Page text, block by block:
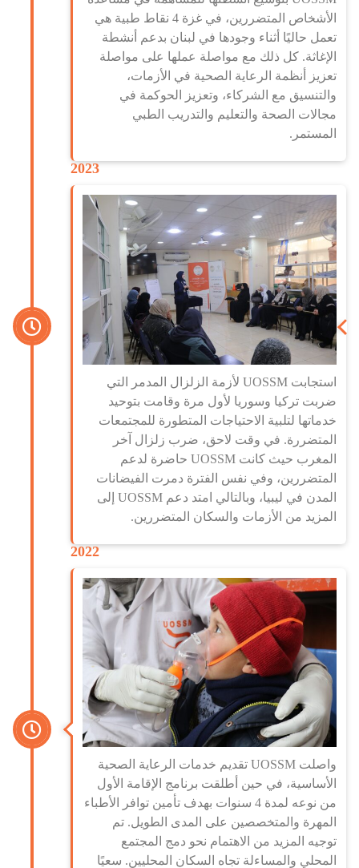
الأشخاص المتضررين، في غزة 4 نقاط طبية هي
تعمل حاليًا أثناء وجودها في لبنان بدعم أنشطة
الإغاثة. كل ذلك مع مواصلة عملها على مواصلة
تعزيز أنظمة الرعاية الصحية في الأزمات،
والتنسيق مع الشركاء، وتعزيز الحوكمة في
مجالات الصحة والتعليم والتدريب الطبي
المستمر.
2023
استجابت UOSSM لأزمة الزلزال المدمر التي
ضربت تركيا وسوريا لأول مرة وقامت بتوحيد
خدماتها لتلبية الاحتياجات المتطورة للمجتمعات
المتضررة. في وقت لاحق، ضرب زلزال آخر
المغرب حيث كانت UOSSM حاضرة لدعم
المتضررين، وفي نفس الفترة دمرت الفيضانات
المدن في ليبيا، وبالتالي امتد دعم UOSSM إلى
المزيد من الأزمات والسكان المتضررين.
2022
واصلت UOSSM تقديم خدمات الرعاية الصحية
الأساسية، في حين أطلقت برنامج الإقامة الأول
من نوعه لمدة 4 سنوات بهدف تأمين توافر الأطباء
المهرة والمتخصصين على المدى الطويل. تم
توجيه المزيد من الاهتمام نحو دمج المجتمع
المحلي والمساءلة تجاه السكان المحليين. سعيًا